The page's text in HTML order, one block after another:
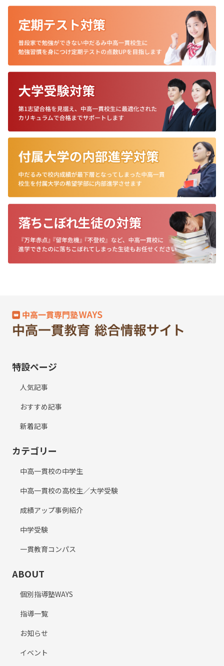
特設ページ
人気記事
おすすめ記事
新着記事
カテゴリー
中高一貫校の中学生
中高一貫校の高校生／大学受験
成績アップ事例紹介
中学受験
一貫教育コンパス
ABOUT
個別指導塾WAYS
指導一覧
お知らせ
イベント